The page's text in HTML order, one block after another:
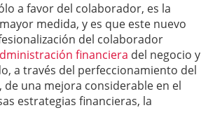
a favor del colaborador, es la
medida, y es que este nuevo
del colaborador
financiera del negocio y
a través del perfeccionamiento del
una mejora considerable en el
estrategias financieras, la